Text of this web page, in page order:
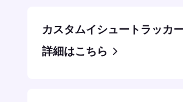
カスタムイシュートラッカ
詳細はこちら